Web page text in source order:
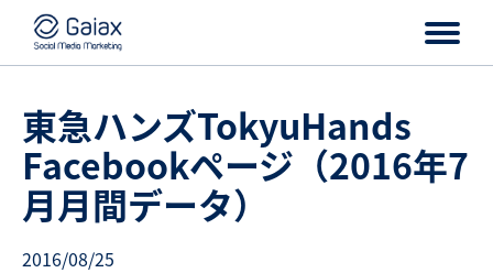
東急ハンズTokyuHands
Facebookページ（2016年7
月月間データ）
2016/08/25